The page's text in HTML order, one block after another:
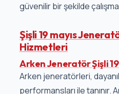
güvenilir bir şekilde
Şişli 19 mayıs
Hizmetleri
Arken Jeneratör Şişli
Arken jeneratörleri,
performansları ile